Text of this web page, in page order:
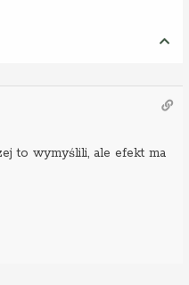
to wymyślili, ale efekt ma